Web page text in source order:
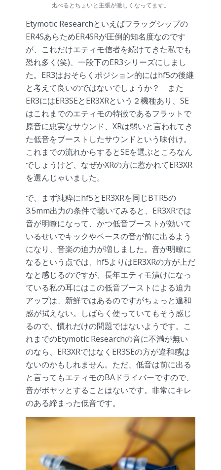
比べるとちょいと主張が激しくなってます。
Etymotic Researchといえばフラッグシップの
ER4SあらためER4SRが圧倒的知名度なのです
が、これだけエティモ信者を続けてきた私でも
恐れ多く(笑)、一段下のER3シリーズにしまし
た。ER3はおそらくポジション的にはhf5の後継
と考えて良いのではないでしょうか？ また
ER3にはER3SEとER3XRという２機種あり、SE
はこれまでのエティモの特徴であるフラットで
原音に忠実なサウンド、XRは弱いと言われてき
た低音をブーストしたサウンドという味付け。
これまでの流れからするとSEを選ぶところなん
でしょうけど、なぜかXRの方に惹かれてER3XR
を選んじゃいました。
で、まず純粋にhf5とER3XRを同じBTR5の
3.5mm出力の条件で聴いてみると、ER3XRでは
音が明瞭になって、かつ低音ブーストが効いて
いるせいでキックやベースの音が前に出るよう
になり、音楽の迫力が増しました。音が明瞭に
なるという点では、hf5よりはER3XRの方が上だ
なと感じるのですが、長年エティモ漬けになっ
ている私の耳にはこの低音ブーストによる迫力
アップは、新鮮ではあるのですがちょっと違和
感が拭えない。しばらく使っていてもそう感じ
るので、慣れだけの問題ではないようです。こ
れまでのEtymotic Researchの音に不満が無い
のなら、ER3XRではなくER3SEの方が違和感は
ないのかもしれません。ただ、低音は前に出る
と言ってもエティモのBAドライバーですので、
音がボヤッとすることはないです。非常にキレ
のある締まった低音です。